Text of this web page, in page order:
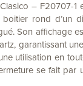
– F20707-1
rond d’un
Son affichage
garantissant
utilisation en
se fait